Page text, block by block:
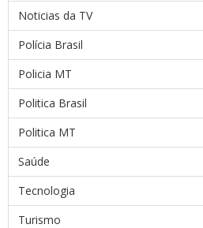
Noticias da TV
Polícia Brasil
Policia MT
Politica Brasil
Politica MT
Saúde
Tecnologia
Turismo